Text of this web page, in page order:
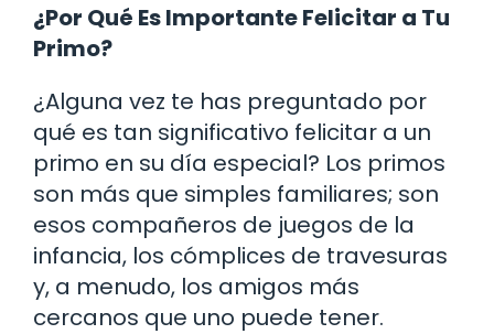
¿Por Qué Es Importante Felicitar a Tu
Primo?
¿Alguna vez te has preguntado por
qué es tan significativo felicitar a un
primo en su día especial? Los primos
son más que simples familiares; son
esos compañeros de juegos de la
infancia, los cómplices de travesuras
y, a menudo, los amigos más
cercanos que uno puede tener.